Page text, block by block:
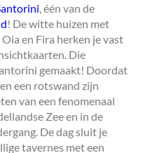
, één van de
! De witte huizen met
en Fira herken je vast
Die
gemaakt! Doordat
een rotswand zijn
van een fenomenaal
Zee en in de
De dag sluit je
tavernes met een